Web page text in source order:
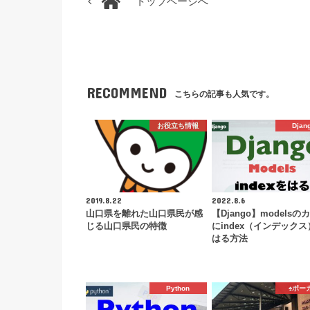
RECOMMEND こちらの記事も人気です。
お役立ち情報
2019.8.22
山口県を離れた山口県民が感
じる山口県民の特徴
2022.8.6
【Django】modelsの
にindex（インデックス
はる方法
Python ♠️ポー